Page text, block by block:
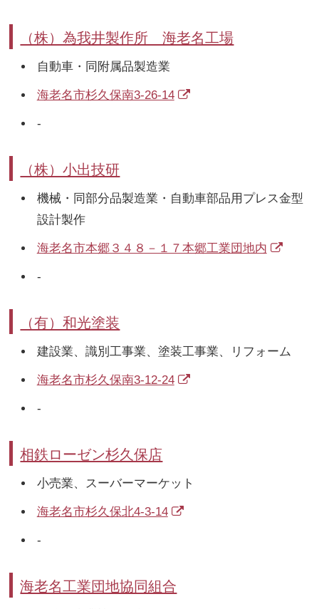
（株）為我井製作所 海老名工場
自動車・同附属品製造業
海老名市杉久保南3-26-14
-
（株）小出技研
機械・同部分品製造業・自動車部品用プレス金型
設計製作
海老名市本郷３４８－１７本郷工業団地内
-
（有）和光塗装
建設業、識別工事業、塗装工事業、リフォーム
海老名市杉久保南3-12-24
-
相鉄ローゼン杉久保店
小売業、スーバーマーケット
海老名市杉久保北4-3-14
-
海老名工業団地協同組合